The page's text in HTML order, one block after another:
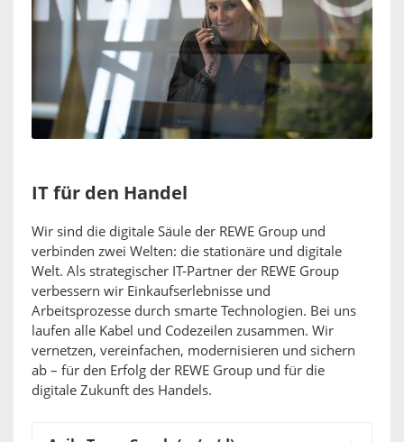
IT für den Handel
Wir sind die digitale Säule der REWE Group und
verbinden zwei Welten: die stationäre und digitale
Welt. Als strategischer IT-Partner der REWE Group
verbessern wir Einkaufserlebnisse und
Arbeitsprozesse durch smarte Technologien. Bei uns
laufen alle Kabel und Codezeilen zusammen. Wir
vernetzen, vereinfachen, modernisieren und sichern
ab – für den Erfolg der REWE Group und für die
digitale Zukunft des Handels.